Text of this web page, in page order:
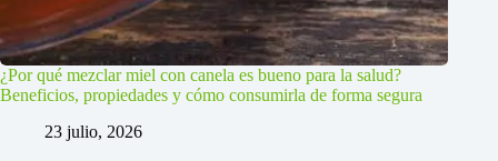
¿Por qué mezclar miel con canela es bueno para la salud?
Beneficios, propiedades y cómo consumirla de forma segura
23 julio, 2026